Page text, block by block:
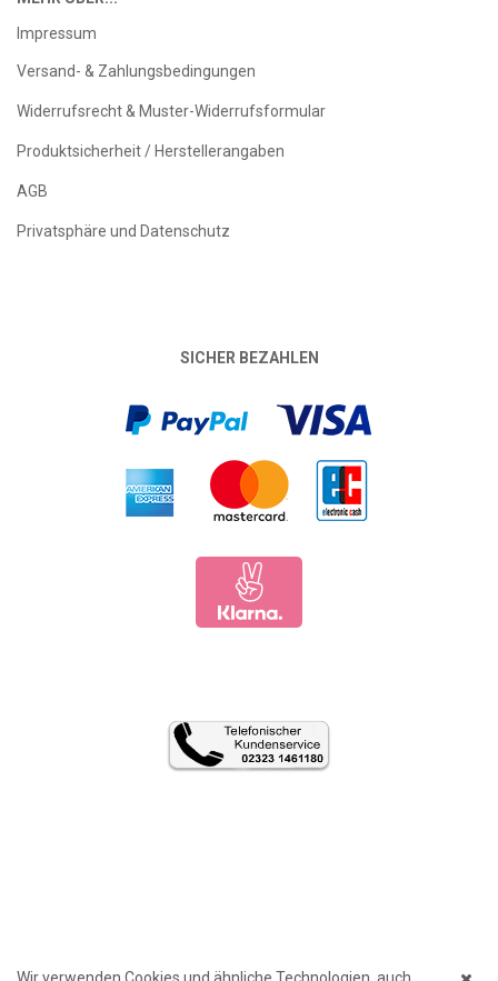
Impressum
Versand- & Zahlungsbedingungen
Widerrufsrecht & Muster-Widerrufsformular
Produktsicherheit / Herstellerangaben
AGB
Privatsphäre und Datenschutz
SICHER BEZAHLEN